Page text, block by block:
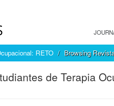
RETO Browsing
de Terapia